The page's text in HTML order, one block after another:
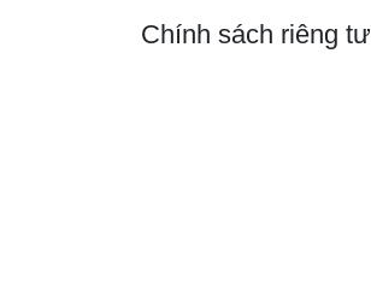
Chính sách riêng tư